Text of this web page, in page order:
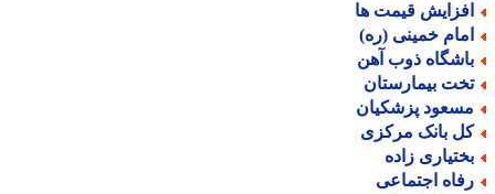
قیمت ها
خمینی (ره)
ذوب آهن
بیمارستان
پزشکیان
بانک مرکزی
زاده
اجتماعی